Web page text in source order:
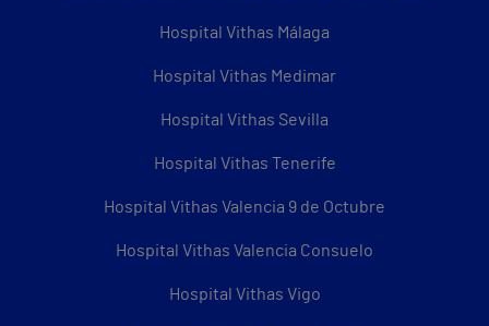
Hospital Vithas Málaga
Hospital Vithas Medimar
Hospital Vithas Sevilla
Hospital Vithas Tenerife
Hospital Vithas Valencia 9 de Octubre
Hospital Vithas Valencia Consuelo
Hospital Vithas Vigo